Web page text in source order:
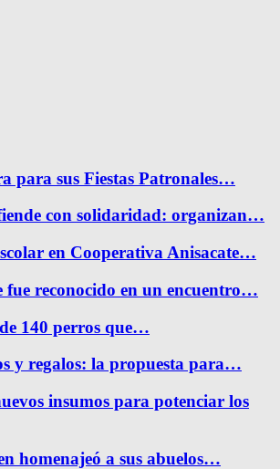
para sus Fiestas Patronales…
con solidaridad: organizan…
en Cooperativa Anisacate…
fue reconocido en un encuentro…
140 perros que…
y regalos: la propuesta para…
insumos para potenciar los
homenajeó a sus abuelos…